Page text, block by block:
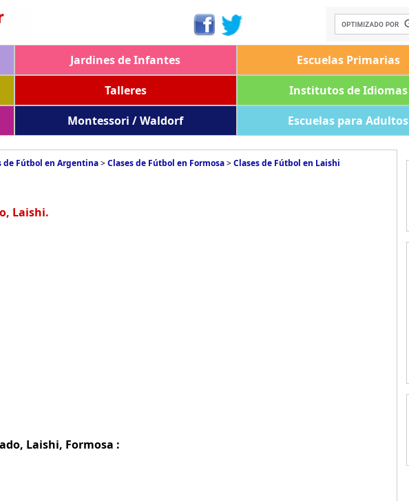
Jardines de Infantes Escuelas Primarias
Talleres Institutos de Idiomas
Montessori / Waldorf Escuelas para Adultos
de Fútbol en Argentina>Clases de Fútbol en Formosa>Clases de Fútbol en Laishi
Laishi.
Laishi, Formosa :